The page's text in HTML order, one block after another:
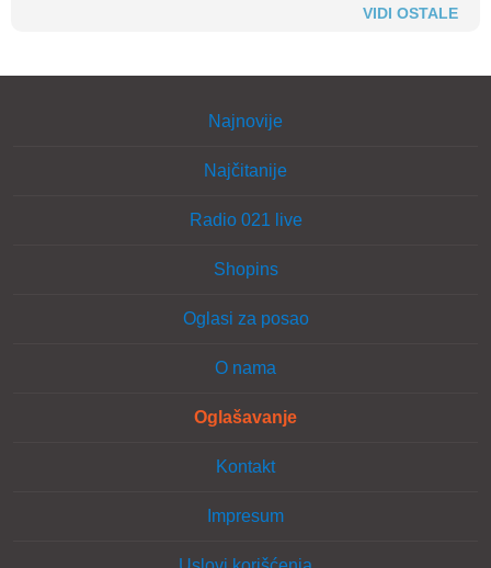
VIDI OSTALE
Najnovije
Najčitanije
Radio 021 live
Shopins
Oglasi za posao
O nama
Oglašavanje
Kontakt
Impresum